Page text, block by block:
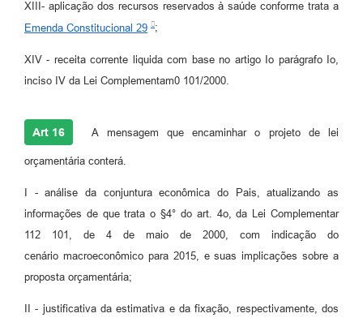
XIII- aplicação dos recursos reservados à saúde conforme trata a
Emenda Constitucional 29
;
XIV - receita corrente liquida com base no artigo Io parágrafo Io,
inciso IV da Lei Complementam0 101/2000.
Art 16 A mensagem que encaminhar o projeto de lei
orçamentária conterá.
I - análise da conjuntura econômica do Pais, atualizando as
informações de que trata o §4° do art. 4o, da Lei Complementar
112 101, de 4 de maio de 2000, com indicação do
cenário macroeconômico para 2015, e suas implicações sobre a
proposta orçamentária;
II - justificativa da estimativa e da fixação, respectivamente, dos